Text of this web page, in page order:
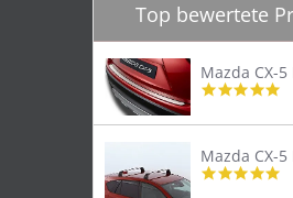
Top bewertete
4.8
4.9